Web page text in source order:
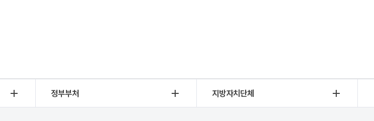
정부부처 지방자치단체